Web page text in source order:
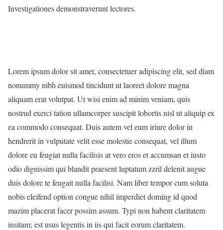
Investigationes demonstraverunt lectores.
Lorem ipsum dolor sit amet, consectetuer adipiscing elit, sed diam
nonummy nibh euismod tincidunt ut laoreet dolore magna
aliquam erat volutpat. Ut wisi enim ad minim veniam, quis
nostrud exerci tation ullamcorper suscipit lobortis nisl ut aliquip ex
ea commodo consequat. Duis autem vel eum iriure dolor in
hendrerit in vulputate velit esse molestie consequat, vel illum
dolore eu feugiat nulla facilisis at vero eros et accumsan et iusto
odio dignissim qui blandit praesent luptatum zzril delenit augue
duis dolore te feugait nulla facilisi. Nam liber tempor cum soluta
nobis eleifend option congue nihil imperdiet doming id quod
mazim placerat facer possim assum. Typi non habent claritatem
insitam; est usus legentis in iis qui facit eorum claritatem.